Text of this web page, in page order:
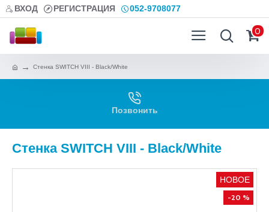
ВХОД РЕГИСТРАЦИЯ 052-9708077
0
Стенка SWITCH VIII - Black/White
Позвонить
Стенка SWITCH VIII - Black/White
НОВОЕ
-20 %